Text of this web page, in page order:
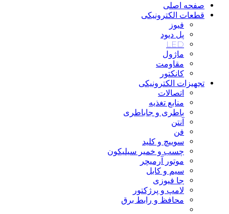
صفحه اصلی
قطعات الکترونیکی
فیوز
پل دیود
LED
ماژول
مقاومت
کانکتور
تجهیزات الکترونیکی
اتصالات
منابع تغذیه
باطری و جاباطری
آنتن
فن
سوییچ و کلید
چسب و خمیر سیلیکون
موتور آرمیچر
سیم و کابل
جا فیوزی
لامپ و پرژکتور
محافظ و رابط برق